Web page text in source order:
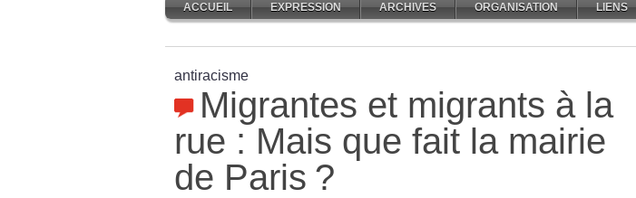
ACCUEIL EXPRESSION ARCHIVES ORGANISATION LIENS
antiracisme
Migrantes et migrants à la
rue : Mais que fait la mairie
de Paris ?